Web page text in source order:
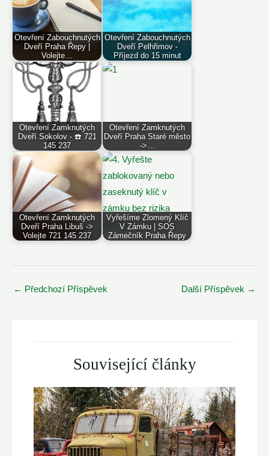
Otevření Zabouchnutých
Dveří Praha Řepy |
Volejte…
Otevření Zabouchnutých
Dveří Pelhřimov -
Příjezd do 15 minut
Otevření Zamknutých
Dveří Sokolov - ☎️ 721
145 237
Otevření Zamknutých
Dveří Praha Staré město
->…
Otevření Zamknutých
Dveří Praha Libuš ->
Volejte 721 145 237
Vyřešíme Zlomený Klíč
V Zámku | SOS
Zámečník Praha Řepy
Post
← Předchozí Příspěvek Další Příspěvek →
Související články